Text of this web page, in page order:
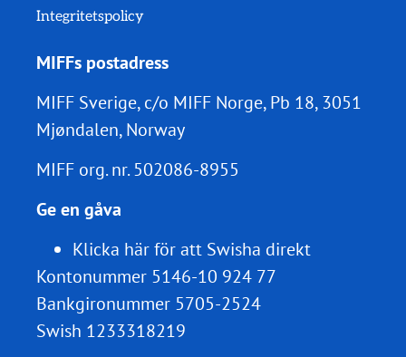
Integritetspolicy
MIFFs postadress
MIFF Sverige, c/o MIFF Norge, Pb 18, 3051
Mjøndalen, Norway
MIFF org. nr.502086-8955
Ge en gåva
Klicka här för att Swisha direkt
Kontonummer 5146-10 924 77
Bankgironummer 5705-2524
Swish 1233318219